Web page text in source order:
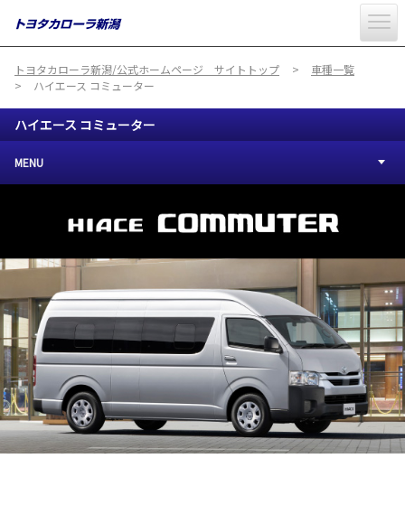
トヨタカローラ新潟/公式ホームページ サイトトップ
車種一覧
ハイエース コミューター
ハイエース コミューター
MENU